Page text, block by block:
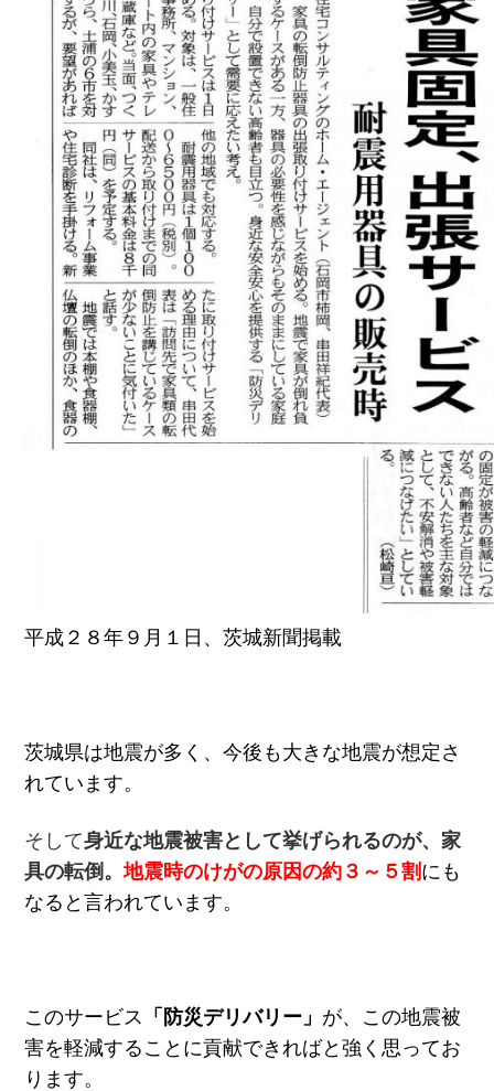
平成２８年９月１日、茨城新聞掲載
茨城県は地震が多く、今後も大きな地震が想定さ
れています。
そして身近な地震被害として挙げられるのが、家
具の転倒。地震時のけがの原因の約３～５割にも
なると言われています。
このサービス 「防災デリバリー」 が、この地震被
害を軽減することに貢献できればと強く思ってお
ります。